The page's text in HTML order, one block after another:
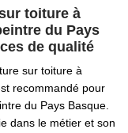
toiture à
du Pays
de qualité
sur toiture à
recommandé pour
du Pays Basque.
dans le métier et son